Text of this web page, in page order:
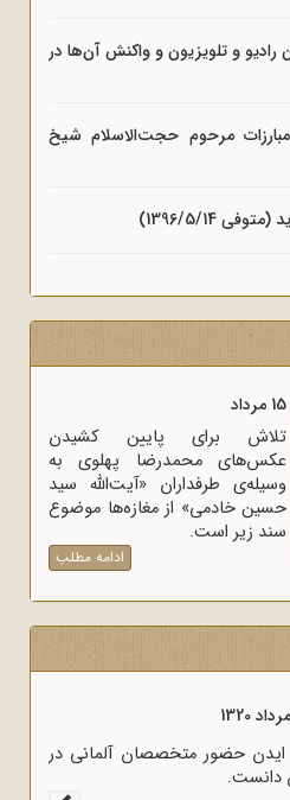
رادیو و تلویزیون و واکنش آن‌ها در
مرحوم حجت‌الاسلام شیخ
1396/5/14)
15 مرداد
تلاش برای پایین کشیدن
عکس‌های محمدرضا پهلوی به
وسیله‌ی طرفداران «آیت‌الله سید
حسین خادمی» از مغازه‌ها موضوع
سند زیر است.
ادامه مطلب
ایدن حضور متخصصان آلمانی در
دانست.